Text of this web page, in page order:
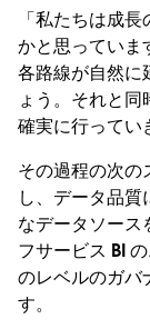
「私たちは成
かと思っていま
各路線が自然に
ょう。それと
確実に行ってい
その過程の次の
し、データ品質
なデータソース
フサービス BI
のレベルのガバ
す。